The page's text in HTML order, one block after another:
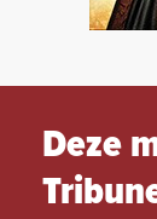
Deze